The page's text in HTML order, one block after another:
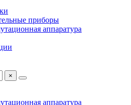
приборы
аппаратура
×
аппаратура